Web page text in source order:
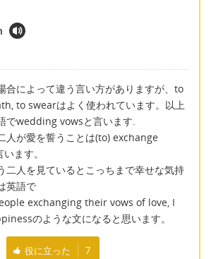
合によって違う言い方がありますが、to
to swearはよく使われています。以上
でwedding vowsと言います.
人が愛を誓うことは(to) exchange
ます。
二人を見ているとこっちまで幸せな気持
英語で
exchanging their vows of love, I
のような文になると思います。
役に立った 7